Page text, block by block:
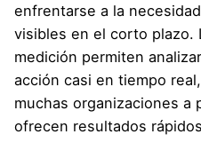
enfrentarse a la
visibles en el corto plazo.
medición permiten
acción casi en tiempo
muchas organizaciones a
ofrecen resultados